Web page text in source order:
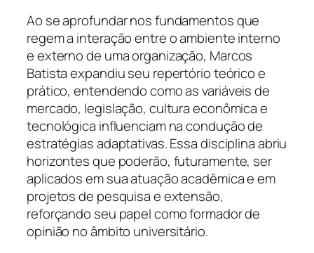
Ao se aprofundar nos fundamentos que
regem a interação entre o ambiente interno
e externo de uma organização, Marcos
Batista expandiu seu repertório teórico e
prático, entendendo como as variáveis de
mercado, legislação, cultura econômica e
tecnológica influenciam na condução de
estratégias adaptativas. Essa disciplina abriu
horizontes que poderão, futuramente, ser
aplicados em sua atuação acadêmica e em
projetos de pesquisa e extensão,
reforçando seu papel como formador de
opinião no âmbito universitário.